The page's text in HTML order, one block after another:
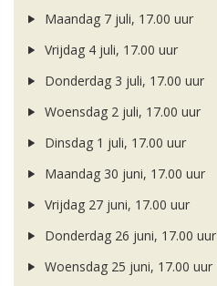
Maandag 7 juli, 17.00 uur
Vrijdag 4 juli, 17.00 uur
Donderdag 3 juli, 17.00 uur
Woensdag 2 juli, 17.00 uur
Dinsdag 1 juli, 17.00 uur
Maandag 30 juni, 17.00 uur
Vrijdag 27 juni, 17.00 uur
Donderdag 26 juni, 17.00 uur
Woensdag 25 juni, 17.00 uur